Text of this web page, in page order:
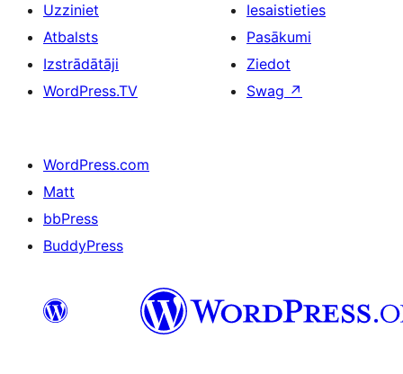
Uzziniet
Atbalsts
Izstrādātāji
WordPress.TV
Iesaistieties
Pasākumi
Ziedot
Swag ↗
WordPress.com
Matt
bbPress
BuddyPress